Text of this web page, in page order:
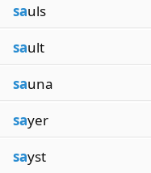
sauls
sault
sauna
sayer
sayst